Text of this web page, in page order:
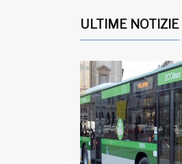
ULTIME NOTIZIE